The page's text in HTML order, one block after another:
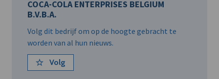
COCA-COLA ENTERPRISES BELGIUM
B.V.B.A.
Volg dit bedrijf om op de hoogte gebracht te
worden van al hun nieuws.
Volg